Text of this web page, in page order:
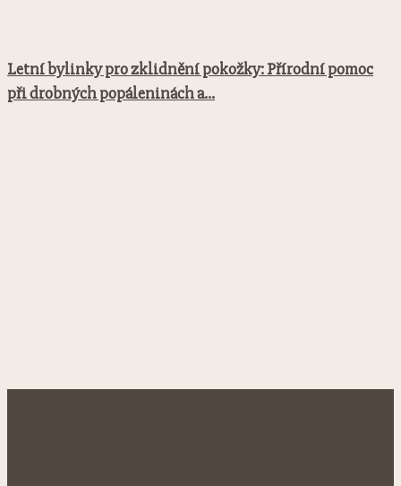
Letní bylinky pro zklidnění pokožky: Přírodní pomoc
při drobných popáleninách a...